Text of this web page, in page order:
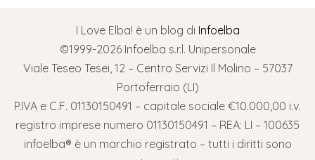
I Love Elba! è un blog di Infoelba
©1999-2026 Infoelba s.r.l. Unipersonale
Viale Teseo Tesei, 12 – Centro Servizi Il Molino – 57037
Portoferraio (LI)
P.IVA e C.F. 01130150491 – capitale sociale €10.000,00 i.v.
registro imprese numero 01130150491 – REA: LI – 100635
infoelba® è un marchio registrato – tutti i diritti sono